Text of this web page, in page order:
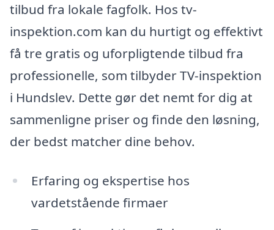
tilbud fra lokale fagfolk. Hos tv-
inspektion.com kan du hurtigt og effektivt
få tre gratis og uforpligtende tilbud fra
professionelle, som tilbyder TV-inspektion
i Hundslev. Dette gør det nemt for dig at
sammenligne priser og finde den løsning,
der bedst matcher dine behov.
Erfaring og ekspertise hos
vardetstående firmaer